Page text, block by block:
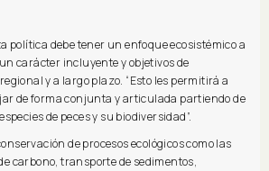
política debe tener un enfoque ecosistémico a
carácter incluyente y objetivos de
y a largo plazo. “Esto les permitirá a
de forma conjunta y articulada partiendo de
de peces y su biodiversidad”.
de procesos ecológicos como las
carbono, transporte de sedimentos,